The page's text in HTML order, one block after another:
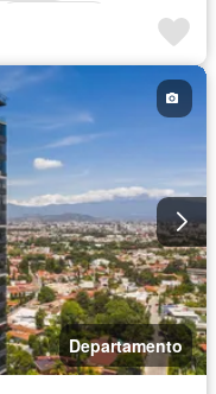
Terraza
Departamento